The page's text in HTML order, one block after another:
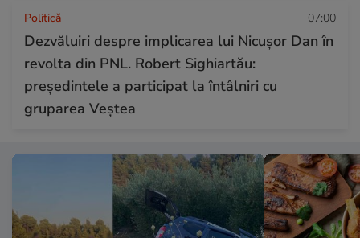
Politică 07:00
Dezvăluiri despre implicarea lui Nicușor Dan în
revolta din PNL. Robert Sighiartău:
președintele a participat la întâlniri cu
gruparea Veștea